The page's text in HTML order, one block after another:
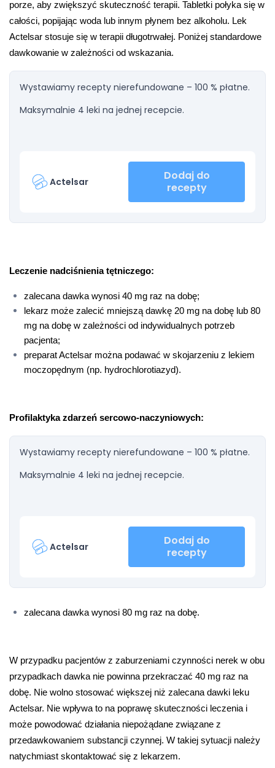
porze, aby zwiększyć skuteczność terapii. Tabletki połyka się w
całości, popijając woda lub innym płynem bez alkoholu. Lek
Actelsar stosuje się w terapii długotrwałej. Poniżej standardowe
dawkowanie w zależności od wskazania.
Wystawiamy recepty nierefundowane – 100 % płatne.
Maksymalnie 4 leki na jednej recepcie.
Actelsar
Dodaj do
recepty
Leczenie nadciśnienia tętniczego:
zalecana dawka wynosi 40 mg raz na dobę;
lekarz może zalecić mniejszą dawkę 20 mg na dobę lub 80
mg na dobę w zależności od indywidualnych potrzeb
pacjenta;
preparat Actelsar można podawać w skojarzeniu z lekiem
moczopędnym (np. hydrochlorotiazyd).
Profilaktyka zdarzeń sercowo-naczyniowych:
Wystawiamy recepty nierefundowane – 100 % płatne.
Maksymalnie 4 leki na jednej recepcie.
Actelsar
Dodaj do
recepty
zalecana dawka wynosi 80 mg raz na dobę.
W przypadku pacjentów z zaburzeniami czynności nerek w obu
przypadkach dawka nie powinna przekraczać 40 mg raz na
dobę. Nie wolno stosować większej niż zalecana dawki leku
Actelsar. Nie wpływa to na poprawę skuteczności leczenia i
może powodować działania niepożądane związane z
przedawkowaniem substancji czynnej. W takiej sytuacji należy
natychmiast skontaktować się z lekarzem.